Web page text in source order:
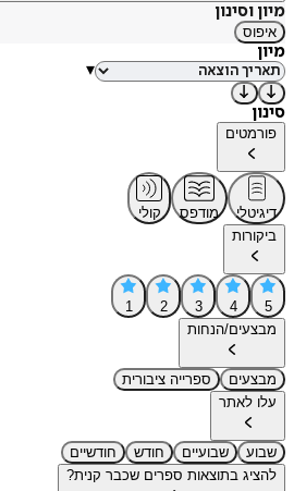
מיון וסינון
איפוס
מיון
▾
סינון
פורמטים
דיגיטלי מודפס
קולי
ביקורות
5
4
3
2
1
מבצעים/הנחות
מבצעים
ספרייה ציבורית
עלו לאתר
שבוע שבועיים חודש
חודשיים
להציג בתוצאות ספרים שכבר קנית?